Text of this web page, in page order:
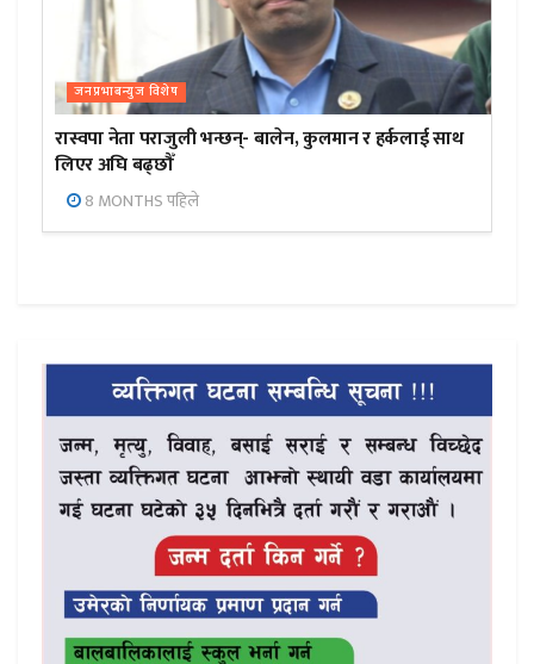
जनप्रभाबन्युज विशेष
रास्वपा नेता पराजुली भन्छन्- बालेन, कुलमान र हर्कलाई साथ
लिएर अघि बढ्छौँ
8 MONTHS पहिले